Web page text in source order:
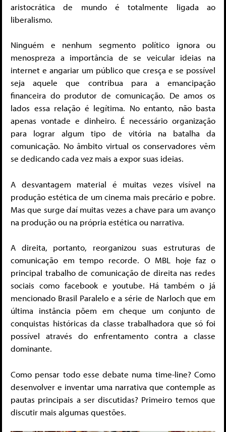
aristocrática de mundo é totalmente ligada ao
liberalismo.
Ninguém e nenhum segmento político ignora ou
menospreza a importância de se veicular ideias na
internet e angariar um público que cresça e se possível
seja aquele que contribua para a emancipação
financeira do produtor de comunicação. De amos os
lados essa relação é legítima. No entanto, não basta
apenas vontade e dinheiro. É necessário organização
para lograr algum tipo de vitória na batalha da
comunicação. No âmbito virtual os conservadores vêm
se dedicando cada vez mais a expor suas ideias.
A desvantagem material é muitas vezes visível na
produção estética de um cinema mais precário e pobre.
Mas que surge daí muitas vezes a chave para um avanço
na produção ou na própria estética ou narrativa.
A direita, portanto, reorganizou suas estruturas de
comunicação em tempo recorde. O MBL hoje faz o
principal trabalho de comunicação de direita nas redes
sociais como facebook e youtube. Há também o já
mencionado Brasil Paralelo e a série de Narloch que em
última instância põem em cheque um conjunto de
conquistas históricas da classe trabalhadora que só foi
possível através do enfrentamento contra a classe
dominante.
Como pensar todo esse debate numa time-line? Como
desenvolver e inventar uma narrativa que contemple as
pautas principais a ser discutidas? Primeiro temos que
discutir mais algumas questões.